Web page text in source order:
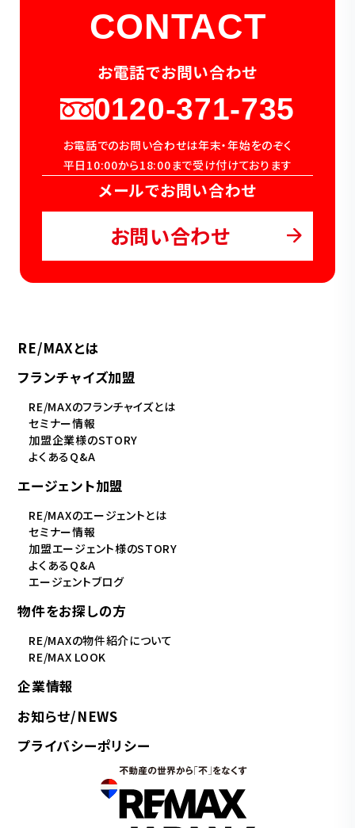
CONTACT
お電話でお問い合わせ
0120-371-735
お電話でのお問い合わせは年末・年始をのぞく
平日10:00から18:00まで受け付けております
メールでお問い合わせ
お問い合わせ
RE/MAXとは
フランチャイズ加盟
RE/MAXのフランチャイズとは
セミナー情報
加盟企業様のSTORY
よくあるQ&A
エージェント加盟
RE/MAXのエージェントとは
セミナー情報
加盟エージェント様のSTORY
よくあるQ&A
エージェントブログ
物件をお探しの方
RE/MAXの物件紹介について
RE/MAX LOOK
企業情報
お知らせ/NEWS
プライバシーポリシー